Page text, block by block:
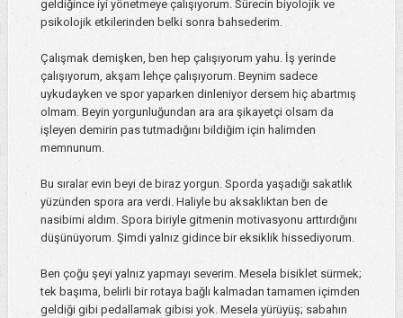
geldiğince iyi yönetmeye çalışıyorum. Sürecin biyolojik ve
psikolojik etkilerinden belki sonra bahsederim.
Çalışmak demişken, ben hep çalışıyorum yahu. İş yerinde
çalışıyorum, akşam lehçe çalışıyorum. Beynim sadece
uykudayken ve spor yaparken dinleniyor dersem hiç abartmış
olmam. Beyin yorgunluğundan ara ara şikayetçi olsam da
işleyen demirin pas tutmadığını bildiğim için halimden
memnunum.
Bu sıralar evin beyi de biraz yorgun. Sporda yaşadığı sakatlık
yüzünden spora ara verdi. Haliyle bu aksaklıktan ben de
nasibimi aldım. Spora biriyle gitmenin motivasyonu arttırdığını
düşünüyorum. Şimdi yalnız gidince bir eksiklik hissediyorum.
Ben çoğu şeyi yalnız yapmayı severim. Mesela bisiklet sürmek;
tek başıma, belirli bir rotaya bağlı kalmadan tamamen içimden
geldiği gibi pedallamak gibisi yok. Mesela yürüyüş; sabahın